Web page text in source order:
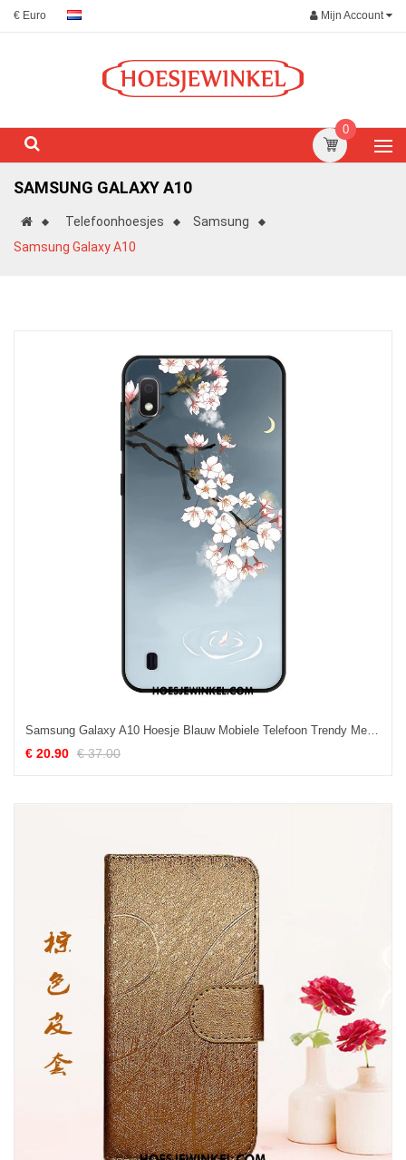
€ Euro Mijn Account
0
SAMSUNG GALAXY A10
Telefoonhoesjes
Samsung
Samsung Galaxy A10
Samsung Galaxy A10 Hoesje Blauw Mobiele Telefoon Trendy Merk, Samsung Galaxy A10 Hoesje Mini Vers
€ 20.90 € 37.00